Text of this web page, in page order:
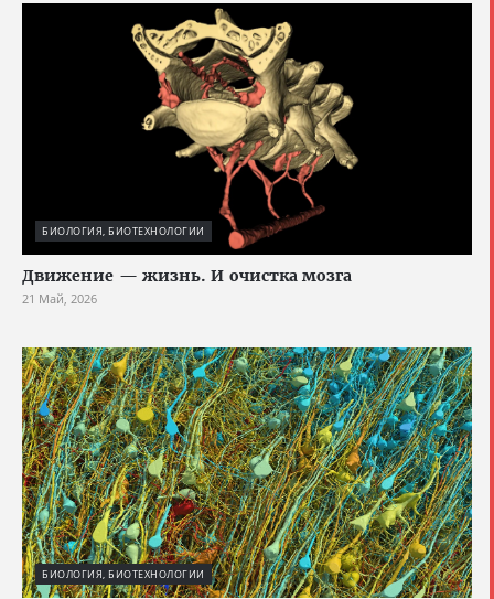
БИОЛОГИЯ, БИОТЕХНОЛОГИИ
Движение — жизнь. И очистка мозга
21 Май, 2026
БИОЛОГИЯ, БИОТЕХНОЛОГИИ